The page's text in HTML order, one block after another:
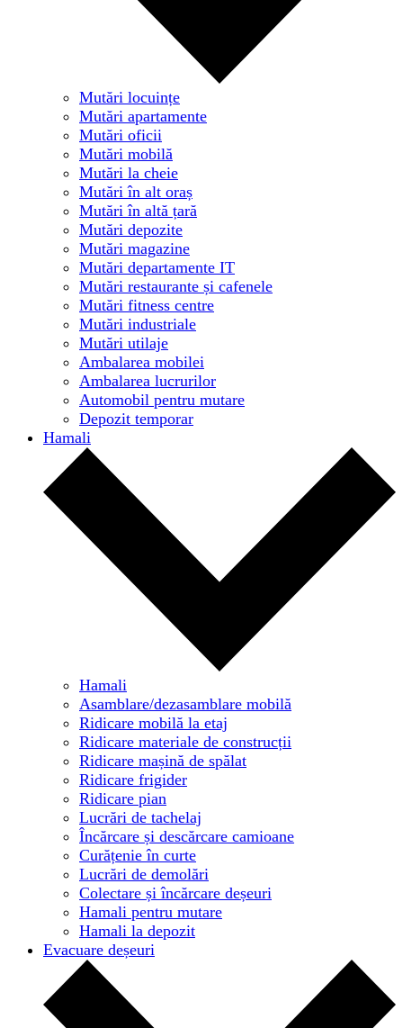
Mutări locuințe
Mutări apartamente
Mutări oficii
Mutări mobilă
Mutări la cheie
Mutări în alt oraș
Mutări în altă țară
Mutări depozite
Mutări magazine
Mutări departamente IT
Mutări restaurante și cafenele
Mutări fitness centre
Mutări industriale
Mutări utilaje
Ambalarea mobilei
Ambalarea lucrurilor
Automobil pentru mutare
Depozit temporar
Hamali
Hamali
Asamblare/dezasamblare mobilă
Ridicare mobilă la etaj
Ridicare materiale de construcții
Ridicare mașină de spălat
Ridicare frigider
Ridicare pian
Lucrări de tachelaj
Încărcare și descărcare camioane
Curățenie în curte
Lucrări de demolări
Colectare și încărcare deșeuri
Hamali pentru mutare
Hamali la depozit
Evacuare deșeuri